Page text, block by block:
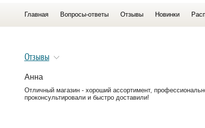
Главная Вопросы-ответы Отзывы Новинки
Отзывы
Анна
Отличный магазин - хороший ассортимент,
проконсультировали и быстро доставили!